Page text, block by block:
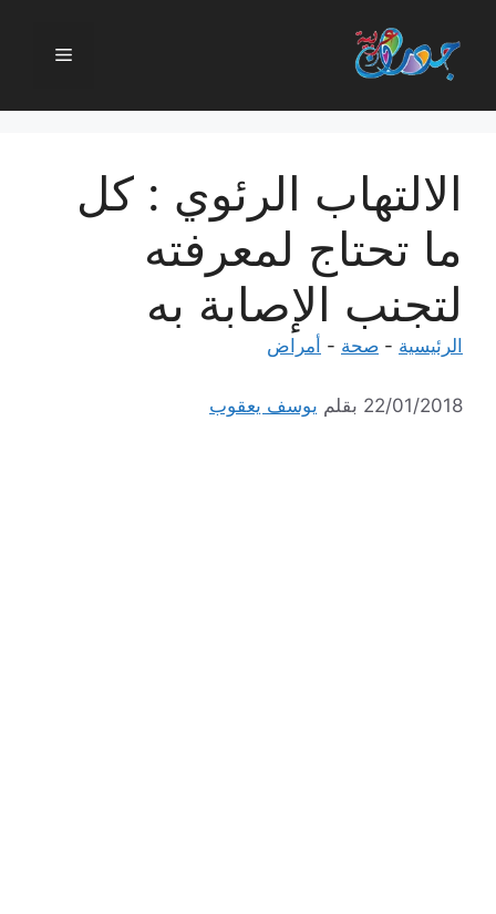
المحتوى
القائمة
الالتهاب الرئوي : كل
ما تحتاج لمعرفته
لتجنب الإصابة به
الرئيسية - صحة - أمراض
22/01/2018 بقلم يوسف يعقوب